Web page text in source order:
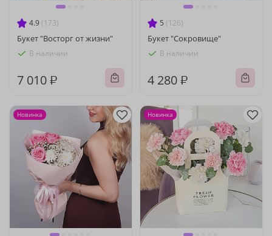
4.9 (173)
Букет "Восторг от жизни"
В наличии
7 010 ₽
5 (126)
Букет "Сокровище"
В наличии
4 280 ₽
Новинка Новинка